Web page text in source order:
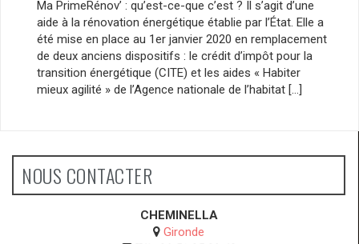
Ma PrimeRénov’ : qu’est-ce-que c’est ? Il s’agit d’une
aide à la rénovation énergétique établie par l’État. Elle a
été mise en place au 1er janvier 2020 en remplacement
de deux anciens dispositifs : le crédit d’impôt pour la
transition énergétique (CITE) et les aides « Habiter
mieux agilité » de l’Agence nationale de l’habitat […]
NOUS CONTACTER
CHEMINELLA
Gironde